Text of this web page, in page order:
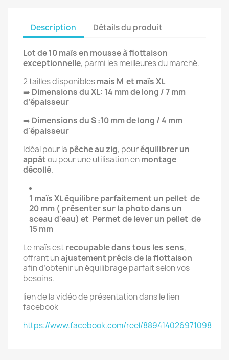
Description Détails du produit
Lot de 10 maïs en mousse à flottaison
exceptionnelle, parmi les meilleures du marché.
2 tailles disponiblesmais M et maïs XL
➡️ Dimensions du XL: 14 mm de long / 7 mm
d’épaisseur
➡️ Dimensions du S :10 mm de long / 4 mm
d'épaisseur
Idéal pour la pêche au zig, pouréquilibrer un
appâtou pour une utilisation enmontage
décollé.
1 maïs XL équilibre parfaitement un pellet de
20 mm ( présenter sur la photo dans un
sceau d'eau) et Permet de lever un pellet de
15 mm
Le maïs estrecoupable dans tous les sens,
offrant unajustement précis de la flottaison
afin d’obtenir un équilibrage parfait selon vos
besoins.
lien de la vidéo de présentation dans le lien
facebook
https://www.facebook.com/reel/889414026971098